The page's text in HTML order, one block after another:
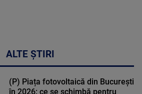
ALTE ȘTIRI
(P) Piața fotovoltaică din București
în 2026: ce se schimbă pentru